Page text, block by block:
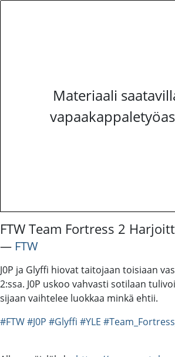
Materiaali
FTW Team Fortress 2
― FTW
J0P ja Glyffi hiovat taitojaan toisiaan
2:ssa. J0P uskoo vahvasti sotilaan
sijaan vaihtelee luokkaa minkä ehtii.
#FTW#J0P #Glyffi #YLE